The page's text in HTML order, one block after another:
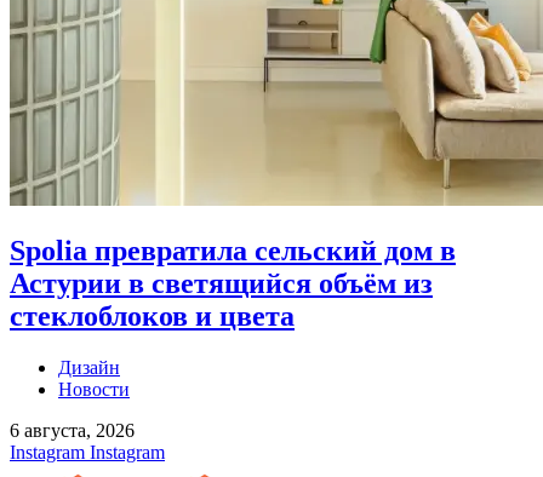
Spolia превратила сельский дом в
Астурии в светящийся объём из
стеклоблоков и цвета
Дизайн
Новости
6 августа, 2026
Instagram Instagram